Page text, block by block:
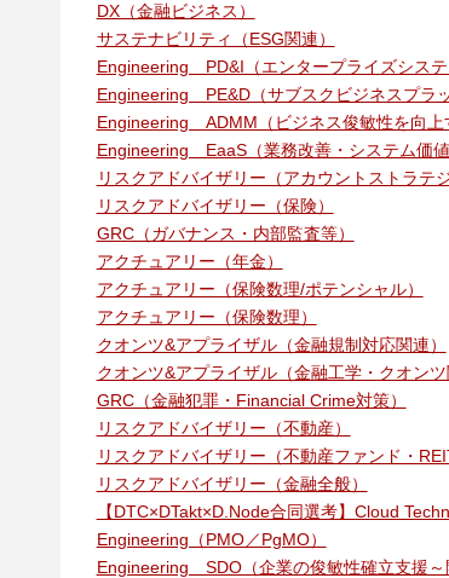
DX（金融ビジネス）
サステナビリティ（ESG関連）
Engineering＿PD&I（エンタープライズシス
Engineering＿PE&D（サブスクビジネスプラ
Engineering＿ADMM（ビジネス俊敏性を向上
Engineering＿EaaS（業務改善・システム価
リスクアドバイザリー（アカウントストラテ
リスクアドバイザリー（保険）
GRC（ガバナンス・内部監査等）
アクチュアリー（年金）
アクチュアリー（保険数理/ポテンシャル）
アクチュアリー（保険数理）
クオンツ&アプライザル（金融規制対応関連）
クオンツ&アプライザル（金融工学・クオンツ
GRC（金融犯罪・Financial Crime対策）
リスクアドバイザリー（不動産）
リスクアドバイザリー（不動産ファンド・
リスクアドバイザリー（金融全般）
【DTC×DTakt×D.Node合同選考】Cloud
Engineering（PMO／PgMO）
Engineering＿SDO（企業の俊敏性確立支援